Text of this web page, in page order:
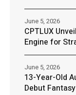
CPTLUX
Engine for
June 5, 2026
13-Year-Old
Debut
June 5, 2026